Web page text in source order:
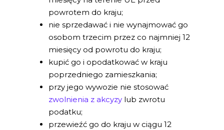
powrotem do kraju;
nie sprzedawać i nie wynajmować go
osobom trzecim przez co najmniej 12
miesięcy od powrotu do kraju;
kupić go i opodatkować w kraju
poprzedniego zamieszkania;
przy jego wywozie nie stosować
zwolnienia z akcyzy lub zwrotu
podatku;
przewieźć go do kraju w ciągu 12